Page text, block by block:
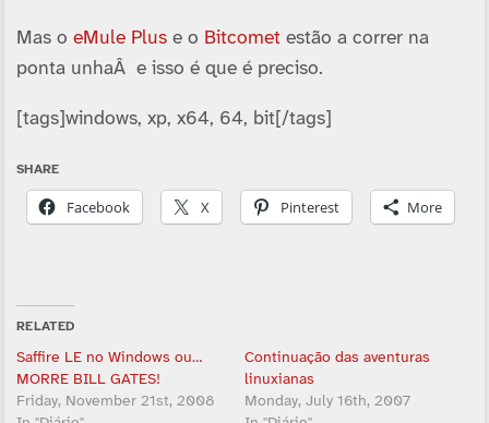
Mas o eMule Pluse o Bitcometestão a correr na
ponta unhaÂ e isso é que é preciso.
[tags]windows, xp, x64, 64, bit[/tags]
SHARE
Facebook X Pinterest More
RELATED
Saffire LE no Windows ou…
MORRE BILL GATES!
Friday, November 21st, 2008
Continuação das aventuras
linuxianas
Monday, July 16th, 2007